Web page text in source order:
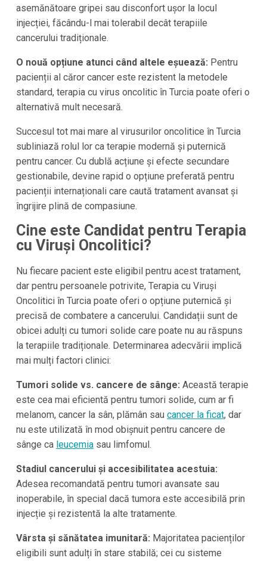
asemănătoare gripei sau disconfort ușor la locul
injecției, făcându-l mai tolerabil decât terapiile
cancerului tradiționale.
O nouă opțiune atunci când altele eșuează: Pentru
pacienții al căror cancer este rezistent la metodele
standard, terapia cu virus oncolitic în Turcia poate oferi o
alternativă mult necesară.
Succesul tot mai mare al virusurilor oncolitice în Turcia
subliniază rolul lor ca terapie modernă și puternică
pentru cancer. Cu dublă acțiune și efecte secundare
gestionabile, devine rapid o opțiune preferată pentru
pacienții internaționali care caută tratament avansat și
îngrijire plină de compasiune.
Cine este Candidat pentru Terapia
cu Viruși Oncolitici?
Nu fiecare pacient este eligibil pentru acest tratament,
dar pentru persoanele potrivite, Terapia cu Viruși
Oncolitici în Turcia poate oferi o opțiune puternică și
precisă de combatere a cancerului. Candidații sunt de
obicei adulți cu tumori solide care poate nu au răspuns
la terapiile tradiționale. Determinarea adecvării implică
mai mulți factori clinici:
Tumori solide vs. cancere de sânge: Această terapie
este cea mai eficientă pentru tumori solide, cum ar fi
melanom, cancer la sân, plămân sau cancer la ficat, dar
nu este utilizată în mod obișnuit pentru cancere de
sânge ca leucemiasau limfomul.
Stadiul cancerului și accesibilitatea acestuia:
Adesea recomandată pentru tumori avansate sau
inoperabile, în special dacă tumora este accesibilă prin
injecție și rezistentă la alte tratamente.
Vârsta și sănătatea imunitară: Majoritatea pacienților
eligibili sunt adulți în stare stabilă; cei cu sisteme